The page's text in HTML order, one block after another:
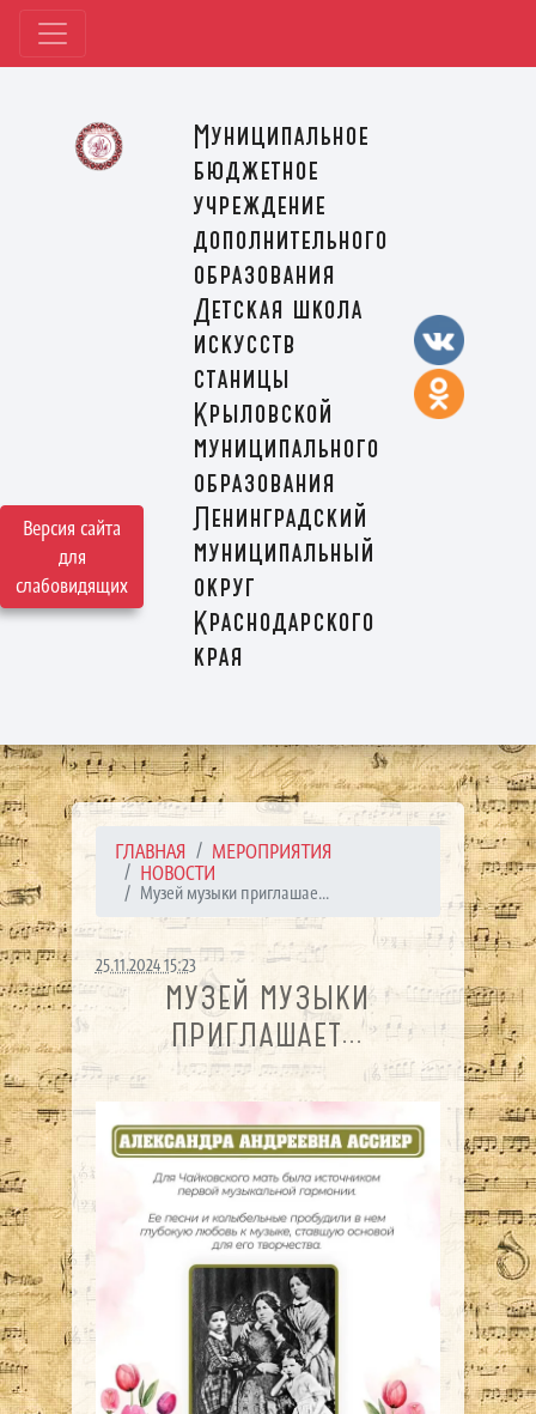
Версия сайта
для
слабовидящих
Муниципальное
бюджетное
учреждение
дополнительного
образования
Детская школа
искусств
станицы
Крыловской
муниципального
образования
Ленинградский
муниципальный
округ
Краснодарского
края
ГЛАВНАЯ
МЕРОПРИЯТИЯ
НОВОСТИ
Музей музыки приглашае...
25.11.2024 15:23
МУЗЕЙ МУЗЫКИ
ПРИГЛАШАЕТ...